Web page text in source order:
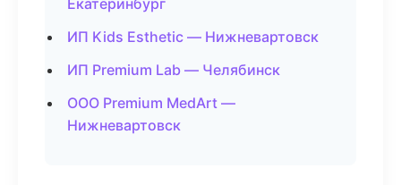
Екатеринбург
ИП Kids Esthetic — Нижневартовск
ИП Premium Lab — Челябинск
ООО Premium MedArt —
Нижневартовск